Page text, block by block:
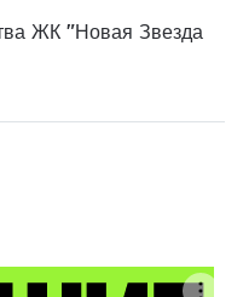
ЖК "Новая Звезда